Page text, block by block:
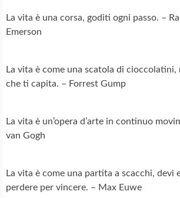
La vita è una corsa, goditi ogni passo. –
Emerson
La vita è come una scatola di cioccolatini,
che ti capita. – Forrest Gump
La vita è un’opera d’arte in continuo
van Gogh
La vita è come una partita a scacchi, devi
perdere per vincere. – Max Euwe